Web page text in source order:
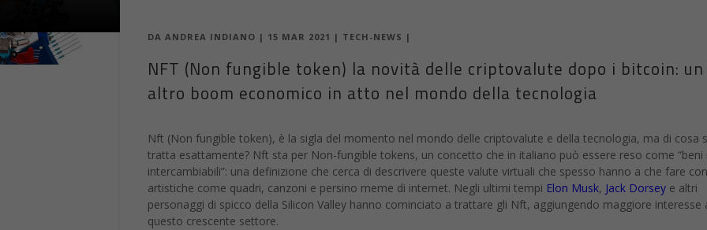
DA ANDREA INDIANO | 15 MAR 2021 | TECH-NEWS |
NFT (Non fungible token) la novità delle criptovalute dopo i bitcoin: un
altro boom economico in atto nel mondo della tecnologia
Nft (Non fungible token), è la sigla del momento nel mondo delle criptovalute e della tecnologia, ma di cosa
tratta esattamente? Nft sta per Non-fungible tokens, un concetto che in italiano può essere reso come “beni
intercambiabili”: una definizione che cerca di descrivere queste valute virtuali che spesso hanno a che fare
artistiche come quadri, canzoni e persino meme di internet. Negli ultimi tempi Elon Musk, Jack Dorsey e altri
personaggi di spicco della Silicon Valley hanno cominciato a trattare gli Nft, aggiungendo maggiore interesse
questo crescente settore.